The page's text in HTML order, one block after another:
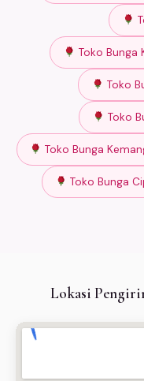
Toko Bunga
Toko
Toko
Toko Bunga
Toko Bunga
Lokasi